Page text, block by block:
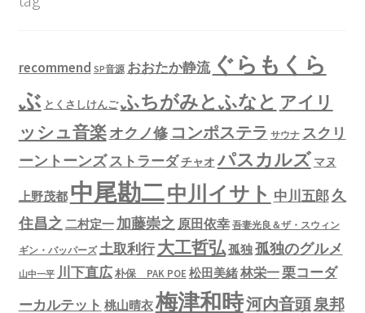
recommend SP音源 おおたか静流 ぐらもくら
ぶ とくさしけんご ふちがみとふなと アイリ
ッシュ音楽オクノ修 コンポステラ サウナ スクリ
ーントーンズストラーダチャオ パスカルズ マヌ
上野茂都 中尾勘二中川イサト 中川五郎久
住昌之 二村定一 加藤崇之 原田依幸 吾妻光良＆ザ・スウィン
ギン・バッパーズ 土取利行大工哲弘孤独孤独のグルメ
山中一平 川下直広 朴保 PAK POE 松田美緒林栄一栗コーダ
ーカルテット 桃山晴衣梅津和時河内音頭泉邦